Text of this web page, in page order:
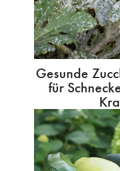
Gesunde
für